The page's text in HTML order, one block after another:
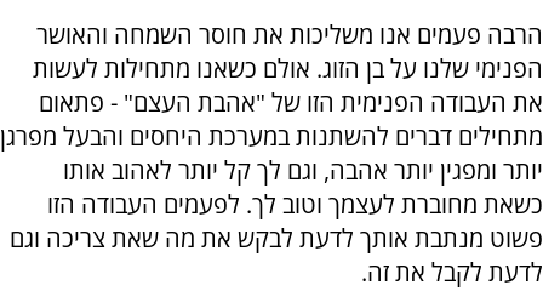
הרבה פעמים אנו משליכות את חוסר השמחה והאושר
הפנימי שלנו על בן הזוג. אולם כשאנו מתחילות לעשות
את העבודה הפנימית הזו של "אהבת העצם" - פתאום
מתחילים דברים להשתנות במערכת היחסים והבעל מפרגן
יותר ומפגין יותר אהבה, וגם לך קל יותר לאהוב אותו
כשאת מחוברת לעצמך וטוב לך. לפעמים העבודה הזו
פשוט מנתבת אותך לדעת לבקש את מה שאת צריכה וגם
לדעת לקבל את זה.